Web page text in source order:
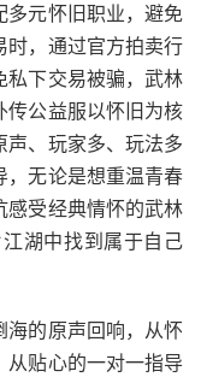
多元怀旧职业，避免
时，通过官方拍卖行
私下交易被骗，武林
传公益服以怀旧为核
声、玩家多、玩法多
，无论是想重温青春
感受经典情怀的武林
湖中找到属于自己
海的原声回响，从怀
从贴心的一对一指导